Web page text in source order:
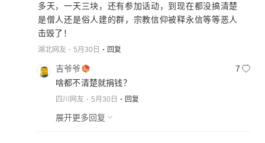
多天，一天三块，还有参加话动，到现在都没搞清楚
是僧人还是俗人建的群，宗教信仰被释永信等等恶人
击毁了！
湖北网友 5月30日 回复
吉爷爷
7
啥都不清楚就捐钱？
四川网友 5月30日 回复
展开更多回复